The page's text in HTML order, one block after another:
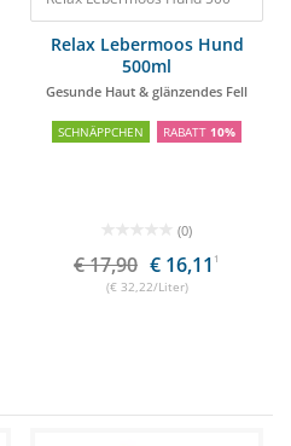
Relax Lebermoos Hund
500ml
Gesunde Haut & glänzendes Fell
SCHNÄPPCHEN RABATT 10%
(0)
€ 17,90 € 16,11 1
(€ 32,22/Liter)